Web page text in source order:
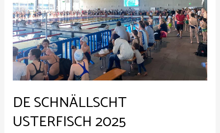
DE SCHNÄLLSCHT
USTERFISCH 2025